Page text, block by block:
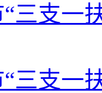
三支一
三支一